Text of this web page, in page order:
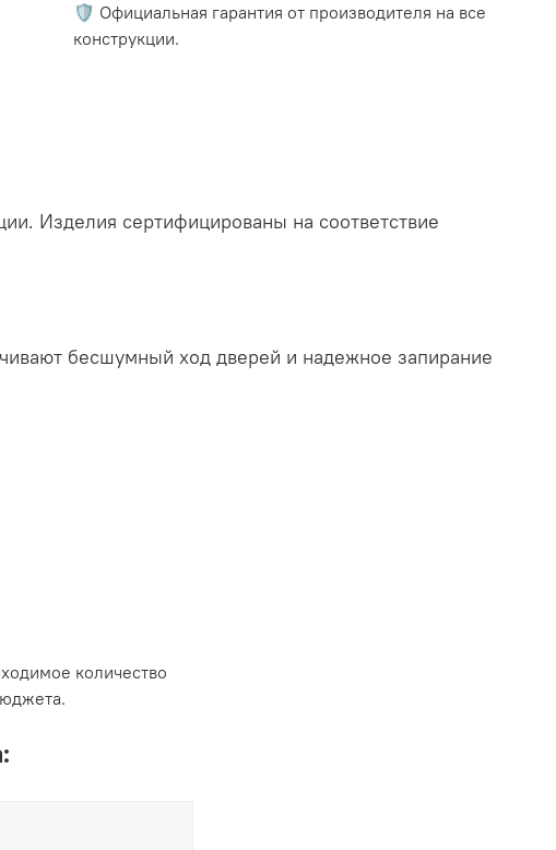
🛡️ Официальная гарантия от производителя на все
конструкции.
Изделия сертифицированы на соответствие
бесшумный ход дверей и надежное запирание
количество